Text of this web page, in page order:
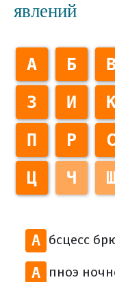
явлений
А Б
З
И
П
Р С
Ц
Ч Ш
А бсцесс
А пноэ